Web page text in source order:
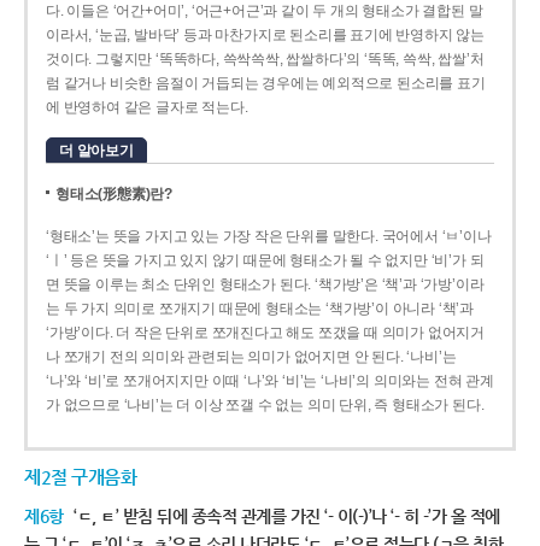
다. 이들은 ‘어간+어미’, ‘어근+어근’과 같이 두 개의 형태소가 결합된 말
이라서, ‘눈곱, 발바닥’ 등과 마찬가지로 된소리를 표기에 반영하지 않는
것이다. 그렇지만 ‘똑똑하다, 쓱싹쓱싹, 쌉쌀하다’의 ‘똑똑, 쓱싹, 쌉쌀’처
럼 같거나 비슷한 음절이 거듭되는 경우에는 예외적으로 된소리를 표기
에 반영하여 같은 글자로 적는다.
더 알아보기
형태소(形態素)란?
‘형태소’는 뜻을 가지고 있는 가장 작은 단위를 말한다. 국어에서 ‘ㅂ’이나
‘ㅣ’ 등은 뜻을 가지고 있지 않기 때문에 형태소가 될 수 없지만 ‘비’가 되
면 뜻을 이루는 최소 단위인 형태소가 된다. ‘책가방’은 ‘책’과 ‘가방’이라
는 두 가지 의미로 쪼개지기 때문에 형태소는 ‘책가방’이 아니라 ‘책’과
‘가방’이다. 더 작은 단위로 쪼개진다고 해도 쪼갰을 때 의미가 없어지거
나 쪼개기 전의 의미와 관련되는 의미가 없어지면 안 된다. ‘나비’는
‘나’와 ‘비’로 쪼개어지지만 이때 ‘나’와 ‘비’는 ‘나비’의 의미와는 전혀 관계
가 없으므로 ‘나비’는 더 이상 쪼갤 수 없는 의미 단위, 즉 형태소가 된다.
제2절 구개음화
제6항 ‘ㄷ, ㅌ’ 받침 뒤에 종속적 관계를 가진 ‘- 이(-)’나 ‘- 히 -’가 올 적에